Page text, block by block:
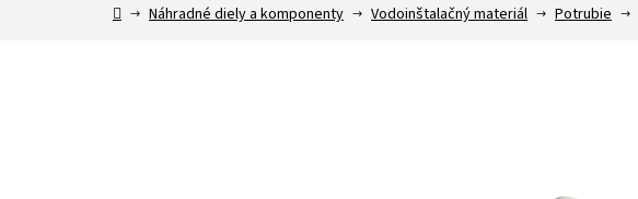
DomovNáhradné diely a komponenty Vodoinštalačný materiál Potrubie